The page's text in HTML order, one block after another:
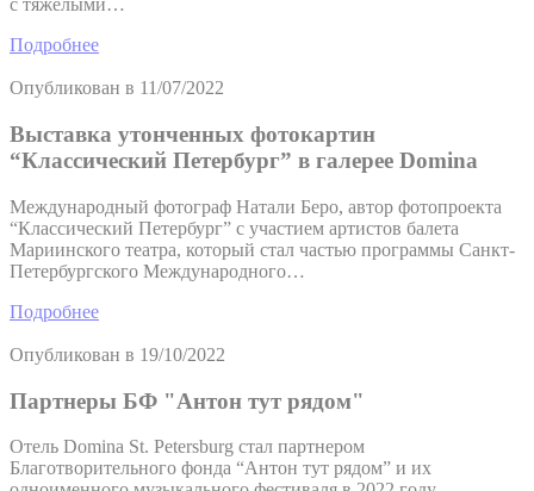
с тяжелыми…
Подробнее
Опубликован в 11/07/2022
Выставка утонченных фотокартин
“Классический Петербург” в галерее Domina
Международный фотограф Натали Беро, автор фотопроекта
“Классический Петербург” с участием артистов балета
Мариинского театра, который стал частью программы Санкт-
Петербургского Международного…
Подробнее
Опубликован в 19/10/2022
Партнеры БФ "Антон тут рядом"
Отель Domina St. Petersburg стал партнером
Благотворительного фонда “Антон тут рядом” и их